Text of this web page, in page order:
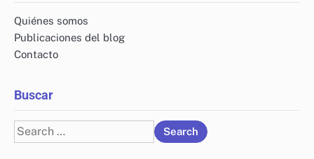
Quiénes somos
Publicaciones del blog
Contacto
Buscar
Search
for: